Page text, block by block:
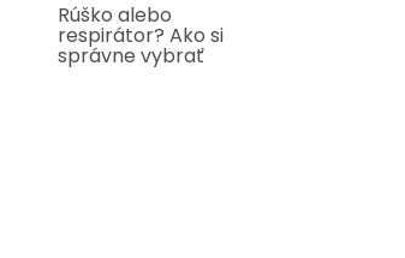
Rúško alebo
respirátor? Ako si
správne vybrať